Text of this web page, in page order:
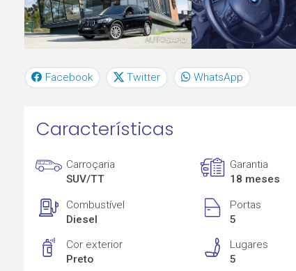
Facebook Twitter WhatsApp
Características
Carroçaria
SUV/TT
Garantia
18 meses
Combustível
Diesel
Portas
5
Cor exterior
Preto
Lugares
5